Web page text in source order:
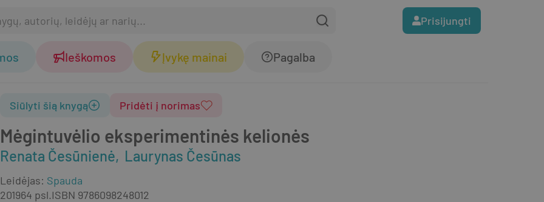
Prisijungti
Ieškomos Įvykę mainai Pagalba
Mėgintuvėlio eksperimentinės kelionės
Renata Česūnienė Laurynas Česūnas
Siūlyti šią knygą Pridėti į norimas
Leidėjas: Spauda
201964 psl.ISBN 9786098248012